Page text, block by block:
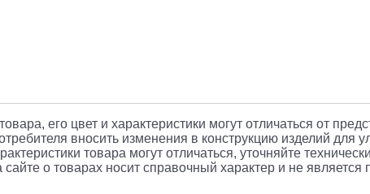
его цвет и характеристики могут отличаться от
вносить изменения в конструкцию изделий для
товара могут отличаться, уточняйте
о товарах носит справочный характер и не